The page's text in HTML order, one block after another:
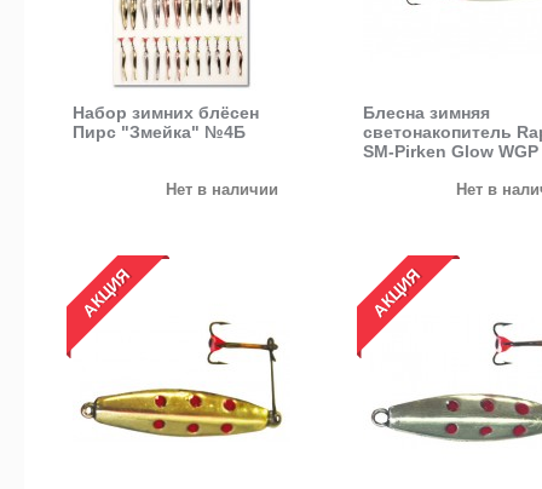
Набор зимних блёсен
Пирс "Змейка" №4Б
Нет в наличии
Блесна зимняя
светонакопитель
SM-Pirken Glow WGP
Нет в
АКЦИЯ АКЦИЯ